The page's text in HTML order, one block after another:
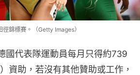
錦標賽。（Getty Images）
國代表隊運動員每月只得約739
資助，若沒有其他贊助或工作，